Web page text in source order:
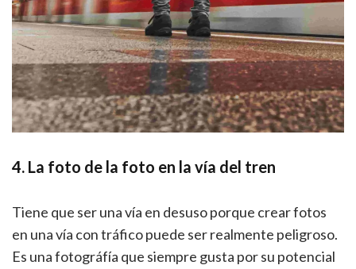
4. La foto de la foto en la vía del tren
Tiene que ser una vía en desuso porque crear fotos
en una vía con tráfico puede ser realmente peligroso.
Es una fotográfía que siempre gusta por su potencial